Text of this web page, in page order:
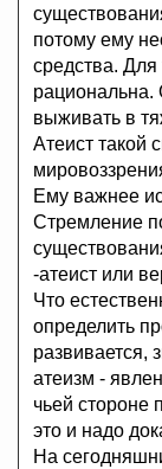
потому ему
средства. Для
рациональна.
выживать в
Атеист такой
Ему важнее
Стремление
-атеист или
Что
определить
развивается,
атеизм -
чьей стороне
это и надо
На